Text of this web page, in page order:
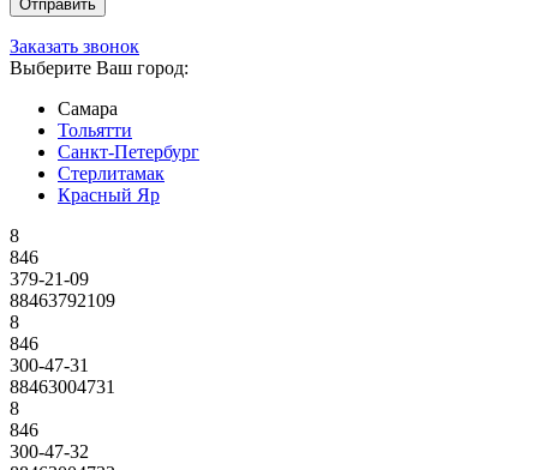
Заказать звонок
Выберите Ваш город:
Самара
Тольятти
Санкт-Петербург
Стерлитамак
Красный Яр
8
846
379-21-09
88463792109
8
846
300-47-31
88463004731
8
846
300-47-32